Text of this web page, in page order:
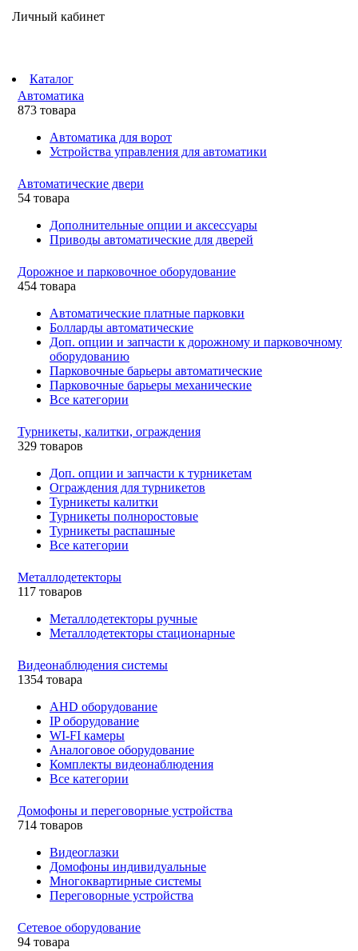
Личный кабинет
Каталог
Автоматика
873 товара
Автоматика для ворот
Устройства управления для автоматики
Автоматические двери
54 товара
Дополнительные опции и аксессуары
Приводы автоматические для дверей
Дорожное и парковочное оборудование
454 товара
Автоматические платные парковки
Болларды автоматические
Доп. опции и запчасти к дорожному и парковочному
оборудованию
Парковочные барьеры автоматические
Парковочные барьеры механические
Все категории
Турникеты, калитки, ограждения
329 товаров
Доп. опции и запчасти к турникетам
Ограждения для турникетов
Турникеты калитки
Турникеты полноростовые
Турникеты распашные
Все категории
Металлодетекторы
117 товаров
Металлодетекторы ручные
Металлодетекторы стационарные
Видеонаблюдения cистемы
1354 товара
AHD оборудование
IP оборудование
WI-FI камеры
Аналоговое оборудование
Комплекты видеонаблюдения
Все категории
Домофоны и переговорные устройства
714 товаров
Видеоглазки
Домофоны индивидуальные
Многоквартирные системы
Переговорные устройства
Сетевое оборудование
94 товара